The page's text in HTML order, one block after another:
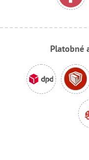
Platobné